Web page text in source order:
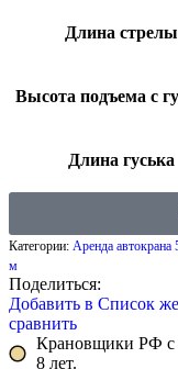
Длина стрелы
Высота подъема с
Длина гуська
Категории: Аренда автокрана
м
Поделиться:
Добавить в Список
сравнить
Крановщики РФ с
8 лет.